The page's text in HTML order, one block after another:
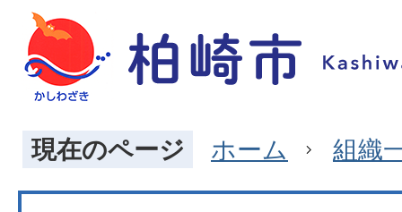
現在のページ ホーム 組織